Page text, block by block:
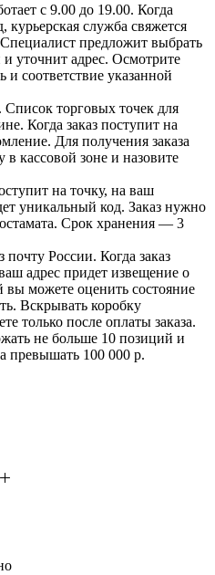
с 9.00 до 19.00. Когда
курьерская служба свяжется
предложит выбрать
и уточнит адрес. Осмотрите
и соответствие указанной
торговых точек для
Когда заказ поступит на
Для получения заказа
в кассовой зоне и назовите
на точку, на ваш
уникальный код. Заказ нужно
Срок хранения — 3
почту России. Когда заказ
адрес придет извещение о
вы можете оценить состояние
Вскрывать коробку
только после оплаты заказа.
не больше 10 позиций и
превышать 100 000 р.